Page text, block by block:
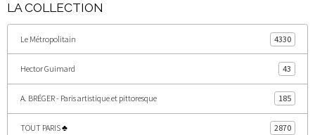
LA COLLECTION
Le Métropolitain 4330
Hector Guimard 43
A. BRÉGER - Paris artistique et pittoresque 185
TOUT PARIS ♣ 2870